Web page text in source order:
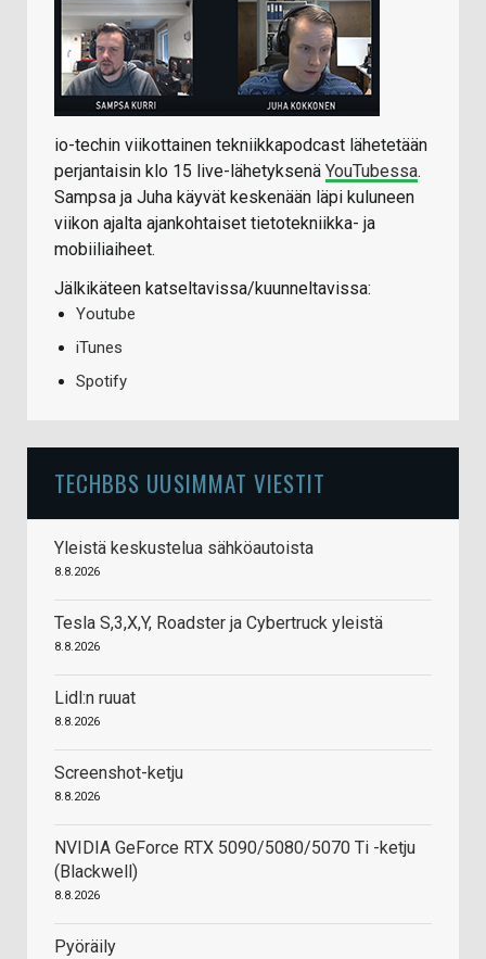
io-techin viikottainen tekniikkapodcast lähetetään
perjantaisin klo 15 live-lähetyksenä YouTubessa.
Sampsa ja Juha käyvät keskenään läpi kuluneen
viikon ajalta ajankohtaiset tietotekniikka- ja
mobiiliaiheet.
Jälkikäteen katseltavissa/kuunneltavissa:
Youtube
iTunes
Spotify
TECHBBS UUSIMMAT VIESTIT
Yleistä keskustelua sähköautoista
8.8.2026
Tesla S,3,X,Y, Roadster ja Cybertruck yleistä
8.8.2026
Lidl:n ruuat
8.8.2026
Screenshot-ketju
8.8.2026
NVIDIA GeForce RTX 5090/5080/5070 Ti -ketju
(Blackwell)
8.8.2026
Pyöräily